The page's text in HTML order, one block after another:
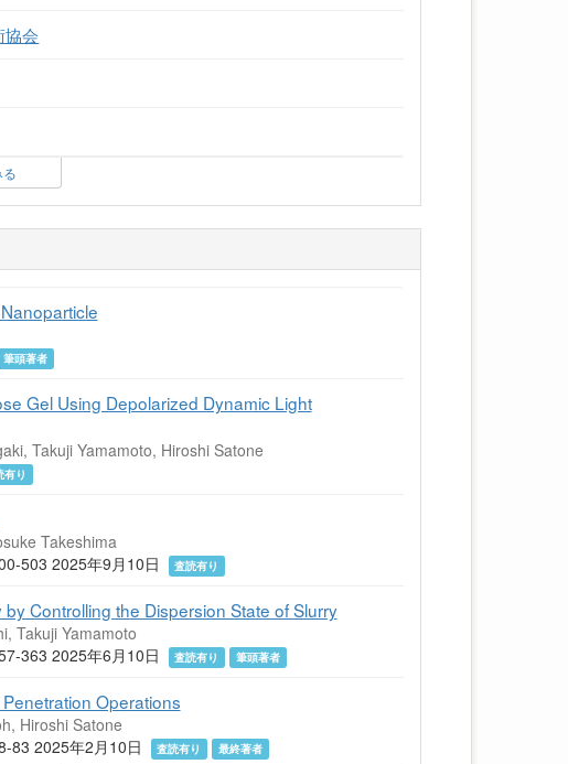
協会
筆頭著者
Gel Using Depolarized Dynamic Light
Takuji Yamamoto, Hiroshi Satone
有り
Takeshima
503 2025年9月10日
査読有り
Controlling the Dispersion State of Slurry
Takuji Yamamoto
363 2025年6月10日
査読有り 筆頭著者
Operations
Hiroshi Satone
83 2025年2月10日
査読有り 最終著者